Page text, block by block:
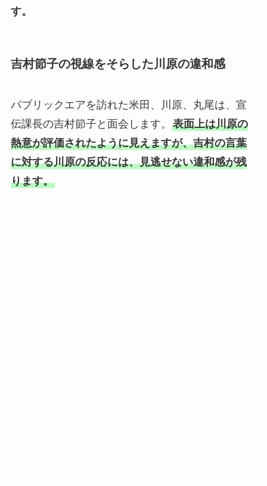
す。
吉村節子の視線をそらした川原の違和感
パブリックエアを訪れた米田、川原、丸尾は、宣
伝課長の吉村節子と面会します。 表面上は川原の
熱意が評価されたように見えますが、吉村の言葉
に対する川原の反応には、見逃せない違和感が残
ります。